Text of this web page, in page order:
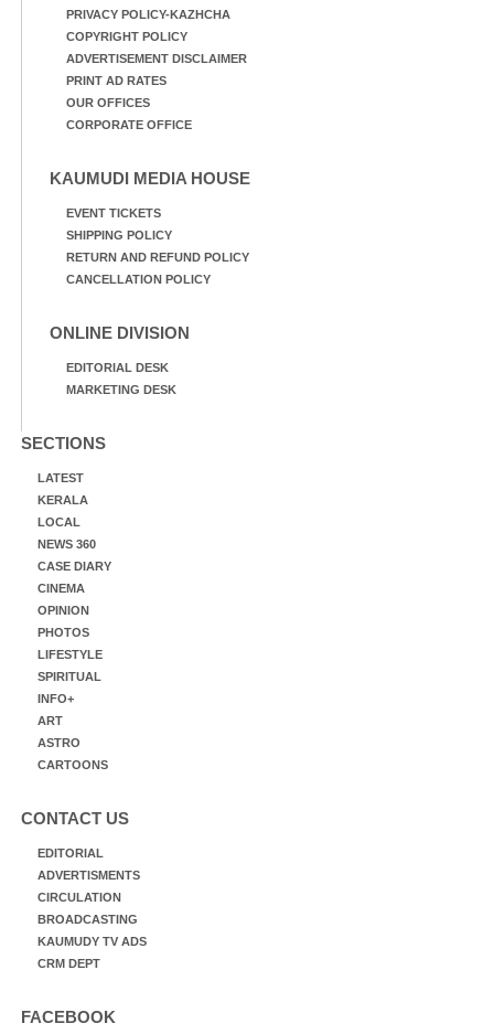
PRIVACY POLICY-KAZHCHA
COPYRIGHT POLICY
ADVERTISEMENT DISCLAIMER
PRINT AD RATES
OUR OFFICES
CORPORATE OFFICE
KAUMUDI MEDIA HOUSE
EVENT TICKETS
SHIPPING POLICY
RETURN AND REFUND POLICY
CANCELLATION POLICY
ONLINE DIVISION
EDITORIAL DESK
MARKETING DESK
SECTIONS
LATEST
KERALA
LOCAL
NEWS 360
CASE DIARY
CINEMA
OPINION
PHOTOS
LIFESTYLE
SPIRITUAL
INFO+
ART
ASTRO
CARTOONS
CONTACT US
EDITORIAL
ADVERTISMENTS
CIRCULATION
BROADCASTING
KAUMUDY TV ADS
CRM DEPT
FACEBOOK